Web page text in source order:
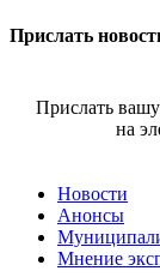
Прислать
Прислать
на
Новости
Анонсы
Мнение